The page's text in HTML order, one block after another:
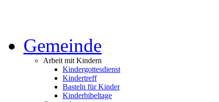
Gemeinde
Arbeit mit Kindern
Kindergottesdienst
Kindertreff
Basteln für Kinder
Kinderbibeltage